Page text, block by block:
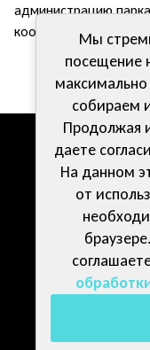
Мы
посещение
собираем
Продолжая
даете
На данном
от
администрацию
координацию и
Политика
Публичная